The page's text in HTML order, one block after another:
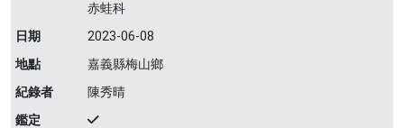
赤蛙科
日期
2023-06-08
地點
嘉義縣梅山鄉
紀錄者
陳秀晴
鑑定